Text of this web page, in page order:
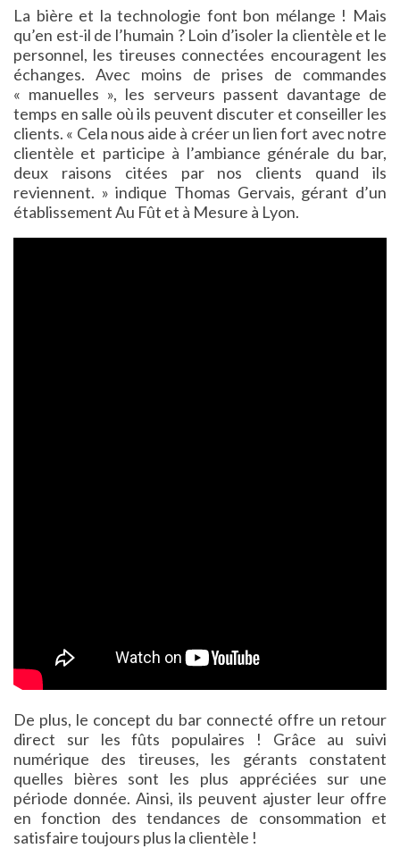
La bière et la technologie font bon mélange ! Mais
qu’en est-il de l’humain ? Loin d’isoler la clientèle et le
personnel, les tireuses connectées encouragent les
échanges. Avec moins de prises de commandes
« manuelles », les serveurs passent davantage de
temps en salle où ils peuvent discuter et conseiller les
clients. « Cela nous aide à créer un lien fort avec notre
clientèle et participe à l’ambiance générale du bar,
deux raisons citées par nos clients quand ils
reviennent. » indique Thomas Gervais, gérant d’un
établissement Au Fût et à Mesure à Lyon.
De plus, le concept du bar connecté offre un retour
direct sur les fûts populaires ! Grâce au suivi
numérique des tireuses, les gérants constatent
quelles bières sont les plus appréciées sur une
période donnée. Ainsi, ils peuvent ajuster leur offre
en fonction des tendances de consommation et
satisfaire toujours plus la clientèle !